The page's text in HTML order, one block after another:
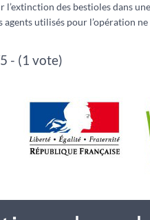
des bestioles dans
agents utilisés pour l’opération
- (1 vote)